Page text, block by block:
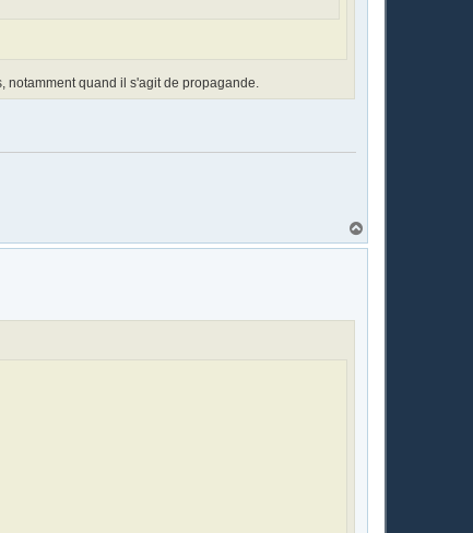
notamment quand il s'agit de propagande.
a